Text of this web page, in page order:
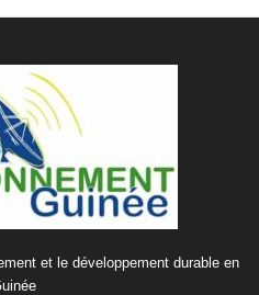
et le développement durable en